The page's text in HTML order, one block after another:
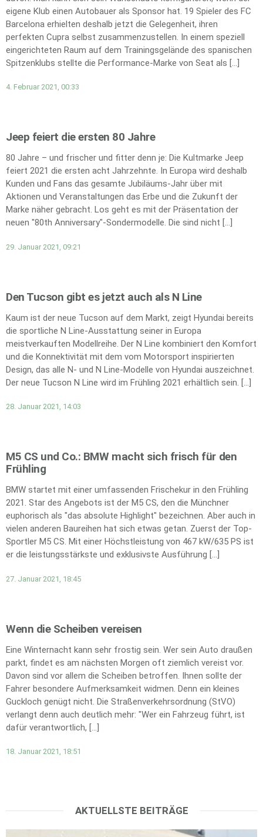
eigene Klub einen Autobauer als Sponsor hat. 19 Spieler des FC
Barcelona erhielten deshalb jetzt die Gelegenheit, ihren
perfekten Cupra selbst zusammenzustellen. In einem speziell
eingerichteten Raum auf dem Trainingsgelände des spanischen
Spitzenklubs stellte die Performance-Marke von Seat als […]
4. Februar 2021, 00:33
Jeep feiert die ersten 80 Jahre
80 Jahre – und frischer und fitter denn je: Die Kultmarke Jeep
feiert 2021 die ersten acht Jahrzehnte. In Europa wird deshalb
Kunden und Fans das gesamte Jubiläums-Jahr über mit
Aktionen und Veranstaltungen das Erbe und die Zukunft der
Marke näher gebracht. Los geht es mit der Präsentation der
neuen "80th Anniversary"-Sondermodelle. Die sind nicht […]
29. Januar 2021, 09:21
Den Tucson gibt es jetzt auch als N Line
Kaum ist der neue Tucson auf dem Markt, zeigt Hyundai bereits
die sportliche N Line-Ausstattung seiner in Europa
meistverkauften Modellreihe. Der N Line kombiniert den Komfort
und die Konnektivität mit dem vom Motorsport inspirierten
Design, das alle N- und N Line-Modelle von Hyundai auszeichnet.
Der neue Tucson N Line wird im Frühling 2021 erhältlich sein. […]
28. Januar 2021, 14:03
M5 CS und Co.: BMW macht sich frisch für den
Frühling
BMW startet mit einer umfassenden Frischekur in den Frühling
2021. Star des Angebots ist der M5 CS, den die Münchner
euphorisch als "das absolute Highlight" bezeichnen. Aber auch in
vielen anderen Baureihen hat sich etwas getan. Zuerst der Top-
Sportler M5 CS. Mit einer Höchstleistung von 467 kW/635 PS ist
er die leistungsstärkste und exklusivste Ausführung […]
27. Januar 2021, 18:45
Wenn die Scheiben vereisen
Eine Winternacht kann sehr frostig sein. Wer sein Auto draußen
parkt, findet es am nächsten Morgen oft ziemlich vereist vor.
Davon sind vor allem die Scheiben betroffen. Ihnen sollte der
Fahrer besondere Aufmerksamkeit widmen. Denn ein kleines
Guckloch genügt nicht. Die Straßenverkehrsordnung (StVO)
verlangt denn auch deutlich mehr: "Wer ein Fahrzeug führt, ist
dafür verantwortlich, […]
18. Januar 2021, 18:51
AKTUELLSTE BEITRÄGE